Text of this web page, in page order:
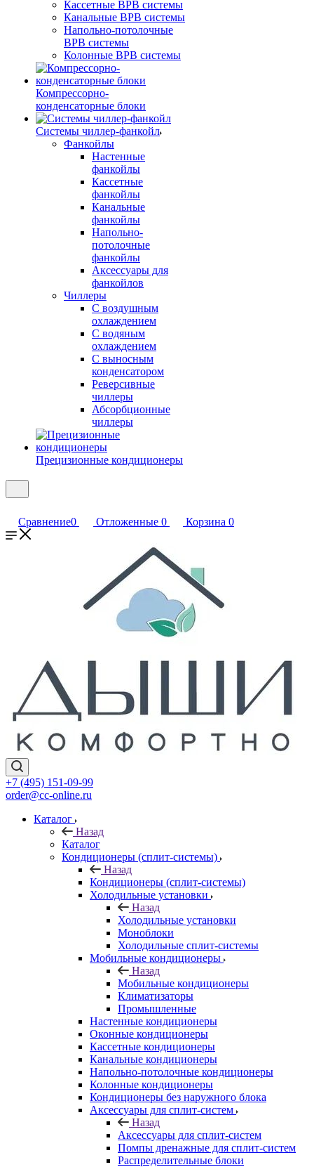
Кассетные ВРВ системы
Канальные ВРВ системы
Напольно-потолочные
ВРВ системы
Колонные ВРВ системы
Компрессорно-
конденсаторные блоки
Системы чиллер-фанкойл
Фанкойлы
Настенные
фанкойлы
Кассетные
фанкойлы
Канальные
фанкойлы
Напольно-
потолочные
фанкойлы
Аксессуары для
фанкойлов
Чиллеры
С воздушным
охлаждением
С водяным
охлаждением
С выносным
конденсатором
Реверсивные
чиллеры
Абсорбционные
чиллеры
Прецизионные кондиционеры
Сравнение0 Отложенные 0 Корзина 0
+7 (495) 151-09-99
order@cc-online.ru
Каталог
Назад
Каталог
Кондиционеры (сплит-системы)
Назад
Кондиционеры (сплит-системы)
Холодильные установки
Назад
Холодильные установки
Моноблоки
Холодильные сплит-системы
Мобильные кондиционеры
Назад
Мобильные кондиционеры
Климатизаторы
Промышленные
Настенные кондиционеры
Оконные кондиционеры
Кассетные кондиционеры
Канальные кондиционеры
Напольно-потолочные кондиционеры
Колонные кондиционеры
Кондиционеры без наружного блока
Аксессуары для сплит-систем
Назад
Аксессуары для сплит-систем
Помпы дренажные для сплит-систем
Распределительные блоки